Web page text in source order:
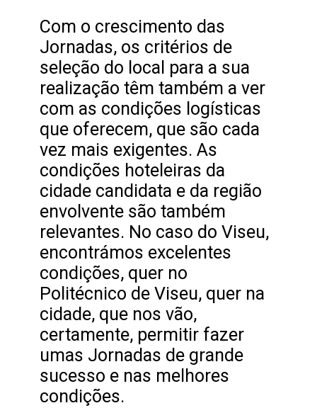
Com o crescimento das
Jornadas, os critérios de
seleção do local para a sua
realização têm também a ver
com as condições logísticas
que oferecem, que são cada
vez mais exigentes. As
condições hoteleiras da
cidade candidata e da região
envolvente são também
relevantes. No caso do Viseu,
encontrámos excelentes
condições, quer no
Politécnico de Viseu, quer na
cidade, que nos vão,
certamente, permitir fazer
umas Jornadas de grande
sucesso e nas melhores
condições.